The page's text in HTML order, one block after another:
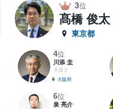
3位
髙橋 俊太
東京都
4位
川添 圭
弁護士
大阪府
6位
泉 亮介